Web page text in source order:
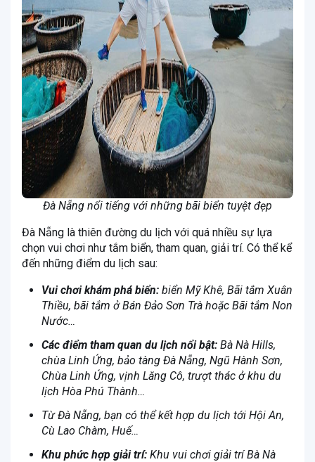
Đà Nẵng nổi tiếng với những bãi biển tuyệt đẹp
Đà Nẵng là thiên đường du lịch với quá nhiều sự lựa
chọn vui chơi như tắm biển, tham quan, giải trí. Có thể kể
đến những điểm du lịch sau:
Vui chơi khám phá biển: biển Mỹ Khê, Bãi tắm Xuân
Thiều, bãi tắm ở Bán Đảo Sơn Trà hoặc Bãi tắm Non
Nước…
Các điểm tham quan du lịch nổi bật: Bà Nà Hills,
chùa Linh Ứng, bảo tàng Đà Nẵng, Ngũ Hành Sơn,
Chùa Linh Ứng, vịnh Lăng Cô, trượt thác ở khu du
lịch Hòa Phú Thành…
Từ Đà Nẵng, bạn có thể kết hợp du lịch tới Hội An,
Cù Lao Chàm, Huế…
Khu phức hợp giải trí: Khu vui chơi giải trí Bà Nà